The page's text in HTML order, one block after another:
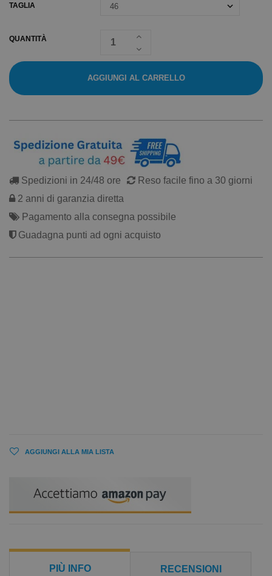
TAGLIA
QUANTITÀ
AGGIUNGI AL CARRELLO
Spedizioni in 24/48 ore
Reso facile fino a 30 giorni
2 anni di garanzia diretta
Pagamento alla consegna possibile
Guadagna punti ad ogni acquisto
AGGIUNGI ALLA MIA LISTA
PIÙ INFO RECENSIONI